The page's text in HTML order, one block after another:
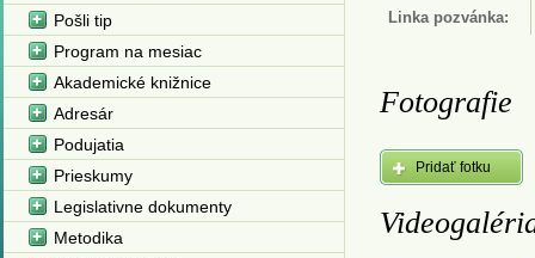
Linka pozvánka:
Fotografie
Pridať fotku
Pošli tip
Program na mesiac
Akademické knižnice
Adresár
Podujatia
Prieskumy
Legislativne dokumenty
Metodika